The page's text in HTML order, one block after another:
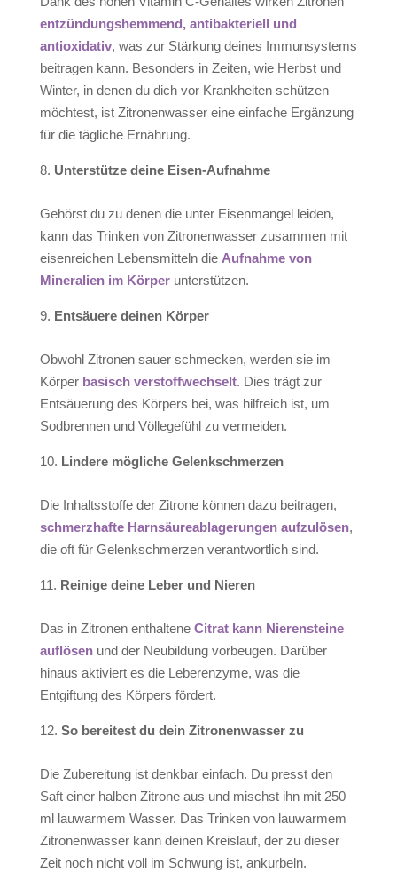
entzündungshemmend, antibakteriell und
antioxidativ, was zur Stärkung deines Immunsystems
beitragen kann. Besonders in Zeiten, wie Herbst und
Winter, in denen du dich vor Krankheiten schützen
möchtest, ist Zitronenwasser eine einfache Ergänzung
für die tägliche Ernährung.
Unterstütze deineEisen-Aufnahme
Gehörst du zu denen die unter Eisenmangel leiden,
kann das Trinken von Zitronenwasser zusammen mit
eisenreichen Lebensmitteln die Aufnahme von
Mineralien im Körperunterstützen.
Entsäuere deinenKörper
Obwohl Zitronen sauer schmecken, werden sie im
Körper basisch verstoffwechselt. Dies trägt zur
Entsäuerung des Körpers bei, was hilfreich ist, um
Sodbrennen und Völlegefühl zu vermeiden.
Lindere mögliche Gelenkschmerzen
Die Inhaltsstoffe der Zitrone können dazu beitragen,
schmerzhafte Harnsäureablagerungen aufzulösen,
die oft für Gelenkschmerzen verantwortlich sind.
Reinige deineLeber und Nieren
Das in Zitronen enthaltene Citrat kann Nierensteine ​​
auflösenund der Neubildung vorbeugen. Darüber
hinaus aktiviert es die Leberenzyme, was die
Entgiftung des Körpers fördert.
Sobereitest du dein Zitronenwasser zu
Die Zubereitung ist denkbar einfach. Du presst den
Saft einer halben Zitrone aus und mischst ihn mit 250
ml lauwarmem Wasser. Das Trinken von lauwarmem
Zitronenwasser kann deinen Kreislauf, der zu dieser
Zeit noch nicht voll im Schwung ist, ankurbeln.